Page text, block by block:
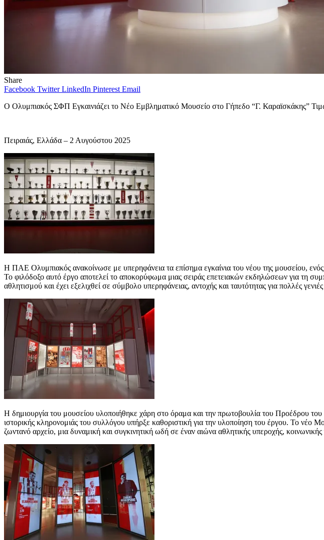
Share
Facebook Twitter LinkedIn Pinterest Email
Ο Ολυμπιακός ΣΦΠ Εγκαινιάζει το Νέο Εμβληματικό Μουσείο στο Γήπεδο “Γ. Καραϊσκάκης”
Πειραιάς, Ελλάδα – 2 Αυγούστου 2025
Η ΠΑΕ Ολυμπιακός ανακοίνωσε με υπερηφάνεια τα επίσημα εγκαίνια του νέου της μουσείου,
Το φιλόδοξο αυτό έργο αποτελεί το αποκορύφωμα μιας σειράς επετειακών εκδηλώσεων για τη
αθλητισμού και έχει εξελιχθεί σε σύμβολο υπερηφάνειας, αντοχής και ταυτότητας για πολλές
Η δημιουργία του μουσείου υλοποιήθηκε χάρη στο όραμα και την πρωτοβουλία του Προέδρου
ιστορικής κληρονομιάς του συλλόγου υπήρξε καθοριστική για την υλοποίηση του έργου. Το
ζωντανό αρχείο, μια δυναμική και συγκινητική ωδή σε έναν αιώνα αθλητικής υπεροχής,